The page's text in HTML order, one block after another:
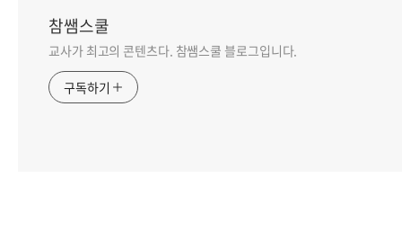
참쌤스쿨
교사가 최고의 콘텐츠다. 참쌤스쿨 블로그입니다.
구독하기